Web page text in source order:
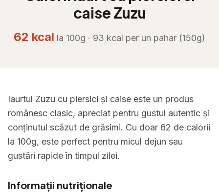
caise Zuzu
62 kcal la 100g · 93 kcal per un pahar (150g)
Iaurtul Zuzu cu piersici și caise este un produs
românesc clasic, apreciat pentru gustul autentic și
conținutul scăzut de grăsimi. Cu doar 62 de calorii
la 100g, este perfect pentru micul dejun sau
gustări rapide în timpul zilei.
Informații nutriționale